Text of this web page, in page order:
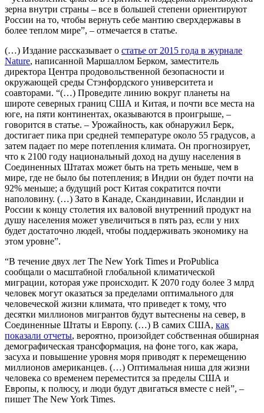
зерна внутри страны – все в большей степени ориентируют
России на то, чтобы вернуть себе мантию сверхдержавы в
более теплом мире”, – отмечается в статье.
(…) Издание рассказывает о статье от 2015 года в журнале
Nature, написанной Маршаллом Берком, заместитель
директора Центра продовольственной безопасности и
окружающей среды Стэнфордского университета и
соавторами. “(…) Проведите линию вокруг планеты на
широте северных границ США и Китая, и почти все места на
юге, на пяти континентах, оказываются в проигрыше, –
говорится в статье. – Урожайность, как обнаружил Берк,
достигает пика при средней температуре около 55 градусов, а
затем падает по мере потепления климата. Он прогнозирует,
что к 2100 году национальный доход на душу населения в
Соединенных Штатах может быть на треть меньше, чем в
мире, где не было бы потепления; в Индии он будет почти на
92% меньше; а будущий рост Китая сократится почти
наполовину. (…) Зато в Канаде, Скандинавии, Исландии и
России к концу столетия их валовой внутренний продукт на
душу населения может увеличиться в пять раз, если у них
будет достаточно людей, чтобы поддерживать экономику на
этом уровне”.
“В течение двух лет The New York Times и ProPublica
сообщали о масштабной глобальной климатической
миграции, которая уже происходит. К 2070 году более 3 млрд
человек могут оказаться за пределами оптимального для
человеческой жизни климата, что приведет к тому, что
десятки миллионов мигрантов будут вытеснены на север, в
Соединенные Штаты и Европу. (…) В самих США, как
показали отчеты, вероятно, произойдет собственная обширная
демографическая трансформация, на фоне того, как жара,
засуха и повышение уровня моря приводят к перемещению
миллионов американцев. (…) Оптимальная ниша для жизни
человека со временем переместится за пределы США и
Европы, к полюсу, и люди будут двигаться вместе с ней”, –
пишет The New York Times.